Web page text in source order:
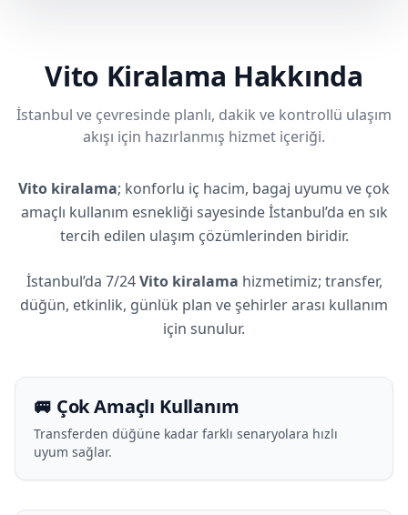
Vito Kiralama Hakkında
İstanbul ve çevresinde planlı, dakik ve kontrollü ulaşım
akışı için hazırlanmış hizmet içeriği.
Vito kiralama; konforlu iç hacim, bagaj uyumu ve çok
amaçlı kullanım esnekliği sayesinde İstanbul’da en sık
tercih edilen ulaşım çözümlerinden biridir.
İstanbul’da 7/24Vito kiralama hizmetimiz; transfer,
düğün, etkinlik, günlük plan ve şehirler arası kullanım
için sunulur.
🚐 Çok Amaçlı Kullanım
Transferden düğüne kadar farklı senaryolara hızlı
uyum sağlar.